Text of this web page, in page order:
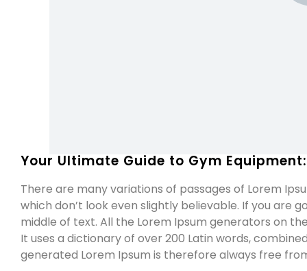
Your Ultimate Guide to Gym
There are many variations of passages of Lorem
which don’t look even slightly believable. If you are
middle of text. All the Lorem Ipsum generators on
It uses a dictionary of over 200 Latin words,
generated Lorem Ipsum is therefore always free